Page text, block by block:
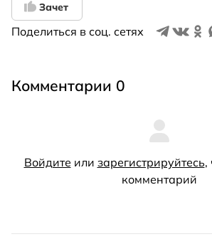
Зачет
Поделиться в соц. сетях
Комментарии 0
Войдите или зарегистрируйтесь,
комментарий